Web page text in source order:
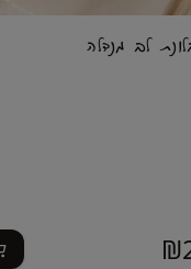
לב מנדלה
₪